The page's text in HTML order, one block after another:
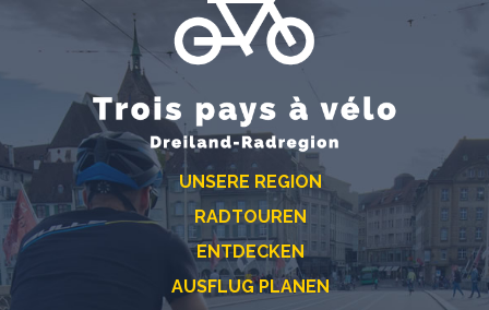
UNSERE REGION
RADTOUREN
ENTDECKEN
AUSFLUG PLANEN